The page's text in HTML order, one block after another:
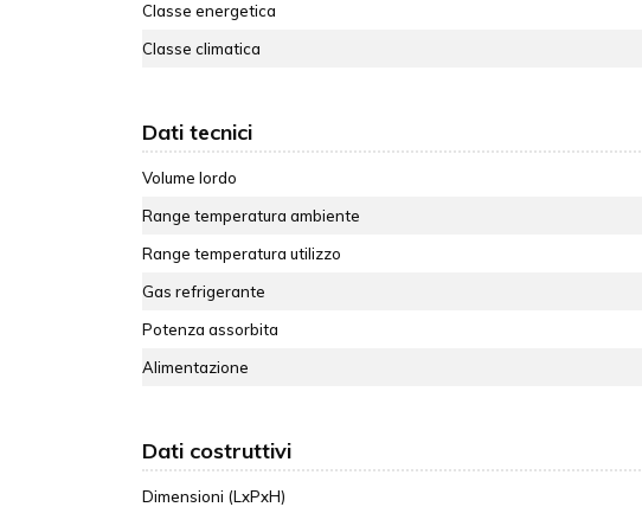
Classe energetica
Classe climatica
Dati tecnici
Volume lordo
Range temperatura ambiente
Range temperatura utilizzo
Gas refrigerante
Potenza assorbita
Alimentazione
Dati costruttivi
Dimensioni (LxPxH)